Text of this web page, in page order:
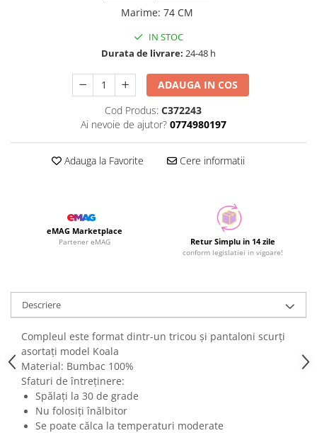
Marime: 74 CM
IN STOC
Durata de livrare: 24-48 h
ADAUGA IN COS
Cod Produs: C372243
Ai nevoie de ajutor? 0774980197
Adauga la Favorite Cere informatii
eMAG Marketplace
Partener eMAG Retur Simplu in 14 zile
conform legislatiei in vigoare!
Descriere
Compleul este format dintr-un tricou și pantaloni scurți
asortați model Koala
Material: Bumbac 100%
Sfaturi de întreținere:
Spălați la 30 de grade
Nu folosiți înălbitor
Se poate călca la temperaturi moderate